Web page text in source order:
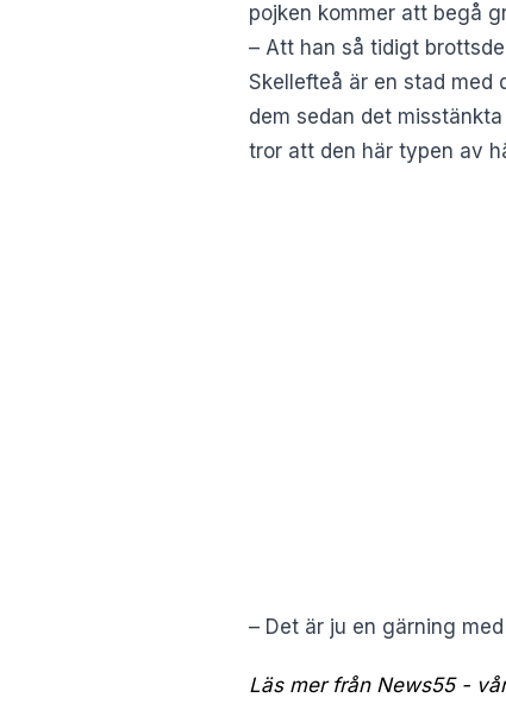
pojken kommer att begå
– Att han så tidigt
Skellefteå är en stad med
dem sedan det
tror att den här typen av
– Det är ju en gärning
Läs mer från News55 -